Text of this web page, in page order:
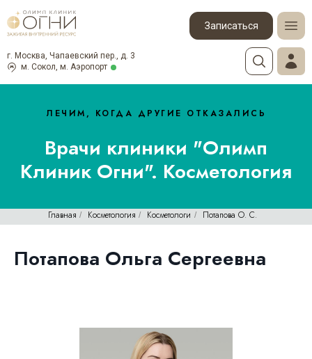
Записаться
м. Сокол, м. Аэропорт
г. Москва, Чапаевский пер., д. 3
ЛЕЧИМ, КОГДА ДРУГИЕ ОТКАЗАЛИСЬ
Врачи клиники "Олимп
Клиник Огни". Косметология
Главная / Косметология / Косметологи / Потапова О. С.
Потапова Ольга Сергеевна